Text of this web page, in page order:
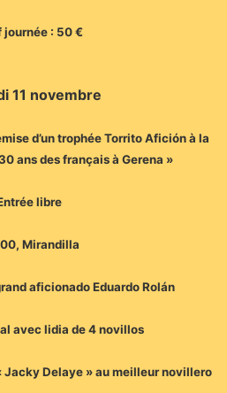
journée : 50 €
11 novembre
d’un trophée Torrito Afición à la
ans des français à Gerena »
libre
Mirandilla
aficionado Eduardo Rolán
lidia de 4 novillos
Jacky Delaye » au meilleur novillero